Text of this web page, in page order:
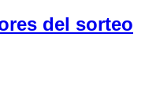
del sorteo